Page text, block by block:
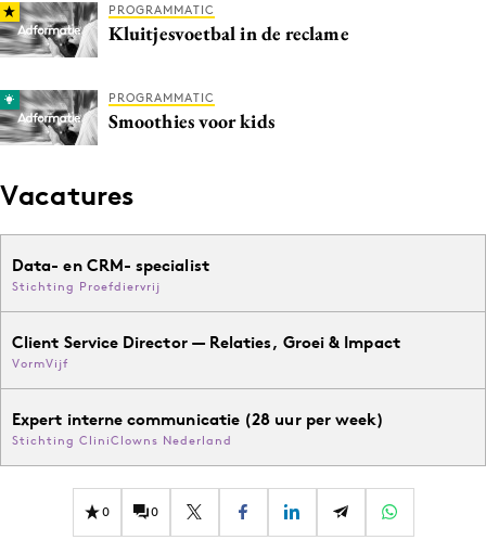
PROGRAMMATIC
Kluitjesvoetbal in de reclame
PROGRAMMATIC
Smoothies voor kids
Vacatures
Data- en CRM- specialist
Stichting Proefdiervrij
Client Service Director — Relaties, Groei & Impact
VormVijf
Expert interne communicatie (28 uur per week)
Stichting CliniClowns Nederland
0 0